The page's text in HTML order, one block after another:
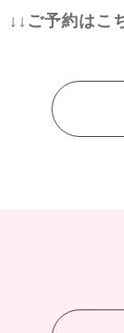
↓↓ご予約はこ